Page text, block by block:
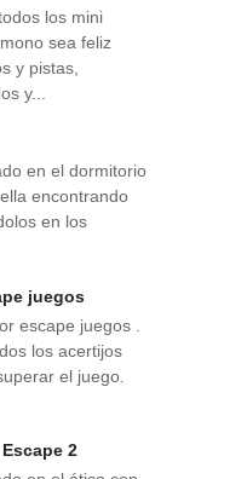
los mini
sea feliz
y pistas,
y...
en el dormitorio
encontrando
en los
juegos
escape juegos .
los acertijos
el juego.
2